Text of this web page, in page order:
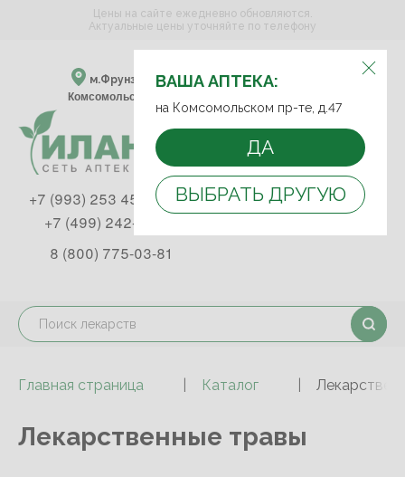
ВЫБЕРИТЕ АПТЕКУ:
м.Фрунзенская м.Спортивная
Комсомольский пр-т, д. 47
ВАША АПТЕКА:
на Комсомольском пр-те, д.47
ДА
ВЫБРАТЬ ДРУГУЮ
Цены на сайте ежедневно обновляются.
Актуальные цены уточняйте по телефону
+7 (993) 253 45 93
+7 (499) 242-90-85
8 (800) 775-03-81
Главная страница Каталог
Лекарственные травы